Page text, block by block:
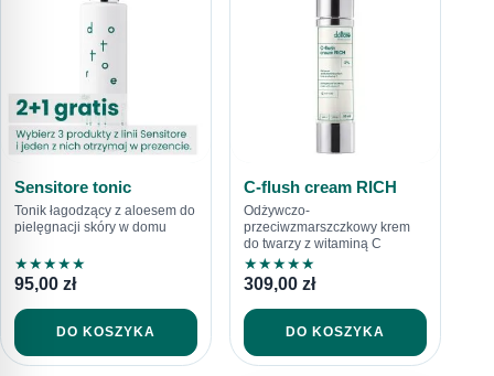
Sensitore tonic
Tonik łagodzący z aloesem do
pielęgnacji skóry w domu
★★★★★
95,00 zł
DO KOSZYKA
C-flush cream RICH
Odżywczo-
przeciwzmarszczkowy krem
do twarzy z witaminą C
★★★★★
309,00 zł
DO KOSZYKA